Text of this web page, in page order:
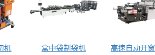
机 盒中袋制袋机